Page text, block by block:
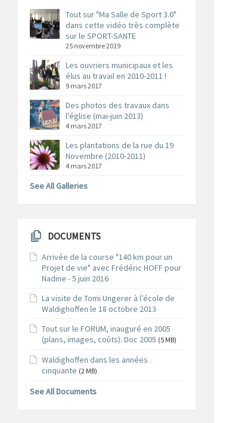
Tout sur "Ma Salle de Sport 3.0"
dans cette vidéo très complète
sur le SPORT-SANTE
25 novembre 2019
Les ouvriers municipaux et les
élus au travail en 2010-2011 !
9 mars 2017
Des photos des travaux dans
l'église (mai-juin 2013)
4 mars 2017
Les plantations de la rue du 19
Novembre (2010-2011)
4 mars 2017
See All Galleries
DOCUMENTS
Arrivée de la course "140 km pour un
Projet de vie" avec Frédéric HOFF pour
Nadine - 5 juin 2016
La visite de Tomi Ungerer à l’école de
Waldighoffen le 18 octobre 2013
Tout sur le FORUM, inauguré en 2005
(plans, images, coûts). Doc 2005 (5 MB)
Waldighoffen dans les années
cinquante (2 MB)
See All Documents